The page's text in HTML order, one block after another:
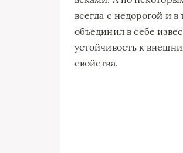
всегда с недорогой и
объединил в себе
устойчивость к
свойства.